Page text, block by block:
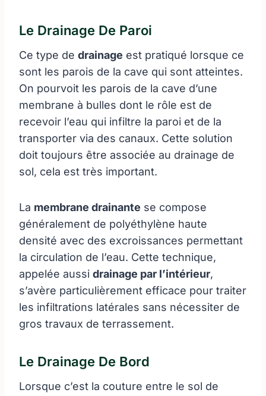
Le Drainage De Paroi
Ce type de drainage est pratiqué lorsque ce
sont les parois de la cave qui sont atteintes.
On pourvoit les parois de la cave d’une
membrane à bulles dont le rôle est de
recevoir l’eau qui infiltre la paroi et de la
transporter via des canaux. Cette solution
doit toujours être associée au drainage de
sol, cela est très important.
La membrane drainante se compose
généralement de polyéthylène haute
densité avec des excroissances permettant
la circulation de l’eau. Cette technique,
appelée aussi drainage par l’intérieur,
s’avère particulièrement efficace pour traiter
les infiltrations latérales sans nécessiter de
gros travaux de terrassement.
Le Drainage De Bord
Lorsque c’est la couture entre le sol de